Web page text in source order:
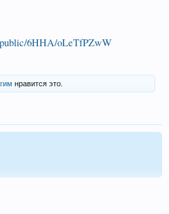
6HHA/oLeTfPZwW
нравится это.